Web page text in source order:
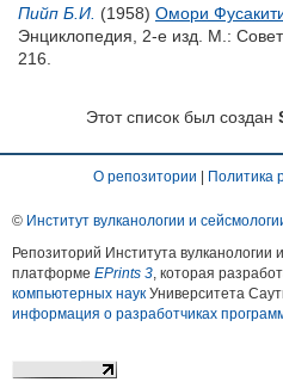
Пийп Б.И. (1958) Омори
Энциклопедия, 2-е изд. М.:
216.
Этот список был создан
О репозитории Политика
© Институт вулканологии и
Репозиторий Института
платформе EPrints 3, которая
компьютерных наук Университета
информация о разработчиках